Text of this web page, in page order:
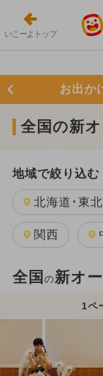
いこーよトップ
お出か
全国の新
地域で絞り込む
北海道･東北
関西
全国 の新オ
1ペ